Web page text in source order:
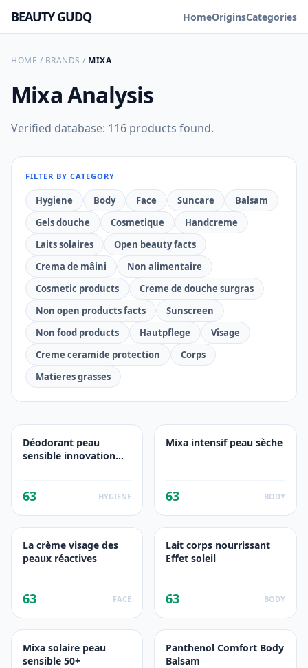
BEAUTY GUDQ HomeOriginsCategories
HOME / BRANDS / MIXA
MixaAnalysis
Verified database: 116 products found.
FILTER BY CATEGORY
Hygiene Body Face Suncare
Balsam
Gels douche
Cosmetique
Handcreme
Laits solaires
Open beauty facts
Crema de mâini
Non alimentaire
Cosmetic products
Creme de douche surgras
Non open products facts
Sunscreen
Non food products
Hautpflege
Visage
Creme ceramide protection
Corps
Matieres grasses
Déodorant peau
sensible innovation
Hypoallergénique
63 HYGIENE
Mixa intensif peau sèche
63 BODY
La crème visage des
peaux réactives
63 FACE
Lait corps nourrissant
Effet soleil
63 BODY
Mixa solaire peau
sensible 50+
Panthenol Comfort Body
Balsam